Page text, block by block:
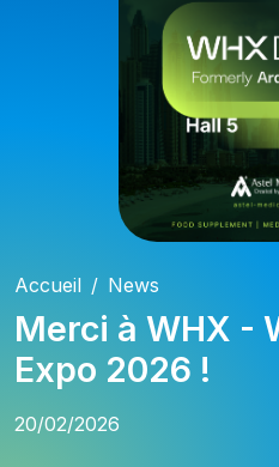
Accueil / News
Merci à WHX -
Expo 2026 !
20/02/2026